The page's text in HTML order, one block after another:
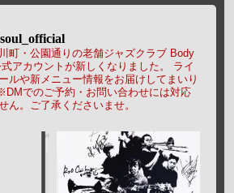
町・公園通りの老舗ジャズクラブ Body
アカウントが新しくなりました。
ライ
ルや新メニュー情報をお届けしてまいり
でのご予約・お問い合わせには対応
ん。ご了承くださいませ。